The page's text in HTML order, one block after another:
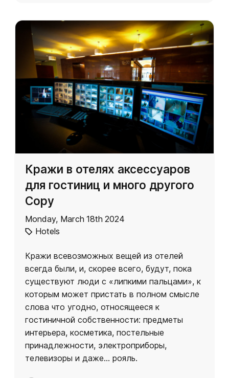
Кражи в отелях аксессуаров
для гостиниц и много другого
Copy
Monday, March 18th 2024
Hotels
Кражи всевозможных вещей из отелей
всегда были, и, скорее всего, будут, пока
существуют люди с «липкими пальцами», к
которым может пристать в полном смысле
слова что угодно, относящееся к
гостиничной собственности: предметы
интерьера, косметика, постельные
принадлежности, электроприборы,
телевизоры и даже… рояль.